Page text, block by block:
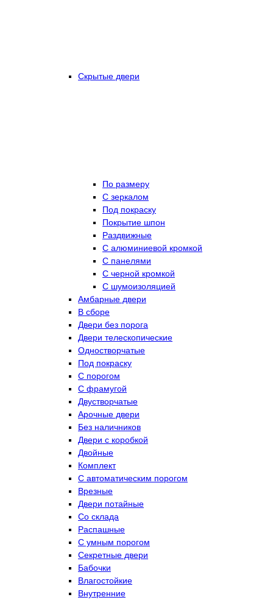
Скрытые двери
По размеру
C зеркалом
Под покраску
Покрытие шпон
Раздвижные
С алюминиевой кромкой
С панелями
С черной кромкой
С шумоизоляцией
Амбарные двери
В сборе
Двери без порога
Двери телескопические
Одностворчатые
Под покраску
С порогом
С фрамугой
Двустворчатые
Арочные двери
Без наличников
Двери с коробкой
Двойные
Комплект
С автоматическим порогом
Врезные
Двери потайные
Со склада
Распашные
С умным порогом
Секретные двери
Бабочки
Влагостойкие
Внутренние